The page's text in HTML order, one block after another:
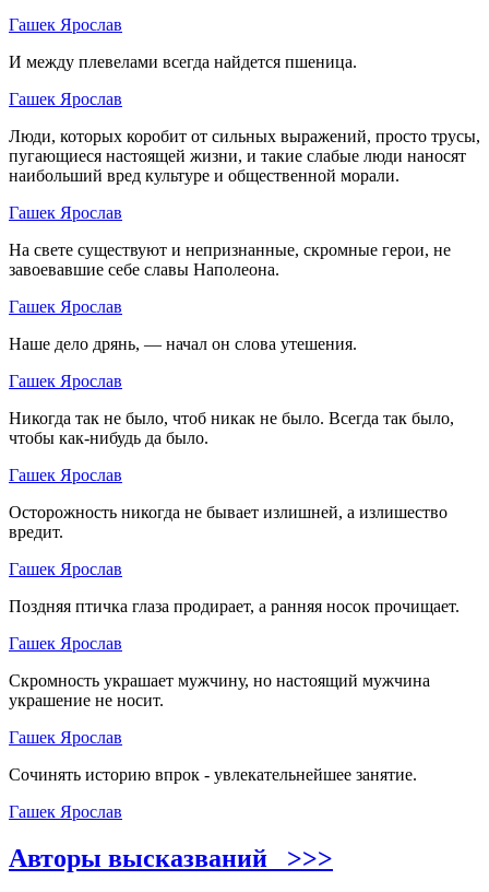
Гашек Ярослав
И между плевелами всегда найдется пшеница.
Гашек Ярослав
Люди, которых коробит от сильных выражений, просто трусы,
пугающиеся настоящей жизни, и такие слабые люди наносят
наибольший вред культуре и общественной морали.
Гашек Ярослав
На свете существуют и непризнанные, скромные герои, не
завоевавшие себе славы Наполеона.
Гашек Ярослав
Наше дело дрянь, — начал он слова утешения.
Гашек Ярослав
Никогда так не было, чтоб никак не было. Всегда так было,
чтобы как-нибудь да было.
Гашек Ярослав
Осторожность никогда не бывает излишней, а излишество
вредит.
Гашек Ярослав
Поздняя птичка глаза продирает, а ранняя носок прочищает.
Гашек Ярослав
Скромность украшает мужчину, но настоящий мужчина
украшение не носит.
Гашек Ярослав
Сочинять историю впрок - увлекательнейшее занятие.
Гашек Ярослав
Авторы высказваний >>>